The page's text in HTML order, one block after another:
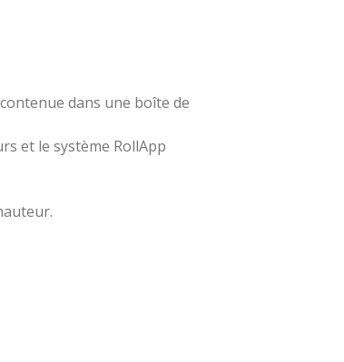
dans une boîte de
et le système RollApp